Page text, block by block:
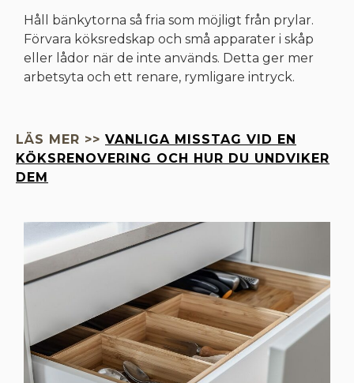
Håll bänkytorna så fria som möjligt från prylar.
Förvara köksredskap och små apparater i skåp
eller lådor när de inte används. Detta ger mer
arbetsyta och ett renare, rymligare intryck.
LÄS MER >> VANLIGA MISSTAG VID EN
KÖKSRENOVERING OCH HUR DU UNDVIKER
DEM